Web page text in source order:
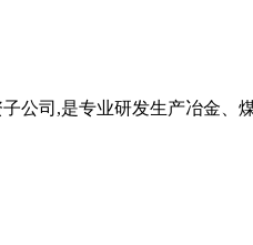
司,是专业研发生产冶金、